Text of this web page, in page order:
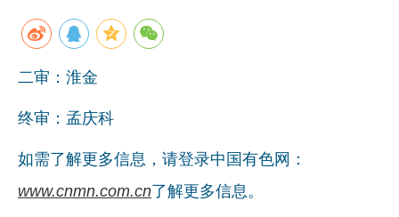
二审：淮金
终审：孟庆科
如需了解更多信息，请登录中国有色网：
www.cnmn.com.cn了解更多信息。